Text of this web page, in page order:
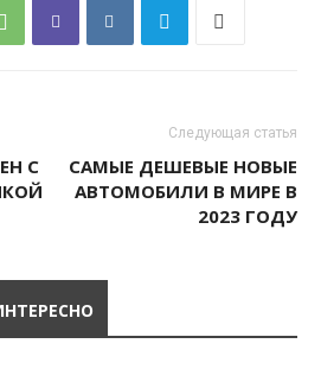
С
Следующая статья
САМЫЕ ДЕШЕВЫЕ НОВЫЕ
АВТОМОБИЛИ В МИРЕ В
2023 ГОДУ